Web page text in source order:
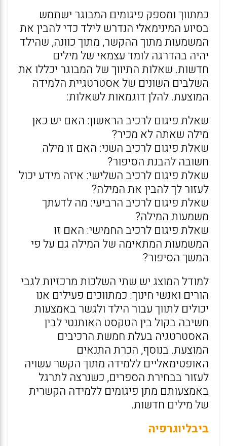
כמתווך ומספק פיגומים המבוגר ישתמש
בסיוע המינימאלי הנדרש לילד כדי להבין את
המשמעות מתוך ההקשר, מתוך כוונה, שהילד
יהיה בהדרגה לומד עצמאי של מילים
חדשות. שאלות התיווך של המבוגר יכללו את
השלבים השונים של אסטרטגיית הלמידה
המוצעת. להלן דוגמאות לשאלות:
שאלת פיגום לרכיב הראשון: האם יש כאן
מילה שאתה לא מכיר?
שאלת פיגום לרכיב השני: האם זו מילה
חשובה להבנת הסיפור?
שאלת פיגום לרכיב השלישי: איזה מידע יכול
לעזור לך להבין את המילה?
שאלת פיגום לרכיב הרביעי: מה לדעתך
משמעות המילה?
שאלת פיגום לרכיב החמישי: האם זו
המשמעות המתאימה של המילה גם על פי
המשך הסיפור?
למודל המוצג יש שתי השלכות מרכזיות לגבי
הורים ואנשי חינוך: כמתווכים פעילים אנו
יכולים לתווך עבור הילד ולגשר באמצעות
חשיבה בקול בין הטקסט האותנטי לבין
האסטרטגיה בעלת חמשת הרכיבים
המוצעת. בנוסף, הכרת התנאים
האופטימאליים ללמידה מתוך הקשר עשויה
לעזור בבחירת הספרים, כשנרצה לתרגל
באמצעותם מתן פיגומים ללמידה הקשרית
של מילים חדשות.
ביבליוגרפיה